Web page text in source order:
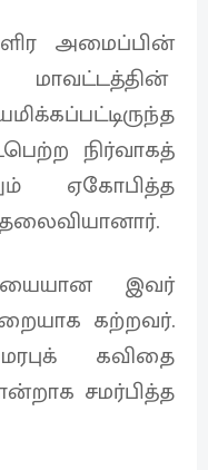
அமைப்பின்
நிர்வாகத்
ஏகோபித்த
இவர்
கற்றவர்.
கவிதை
சமர்பித்த